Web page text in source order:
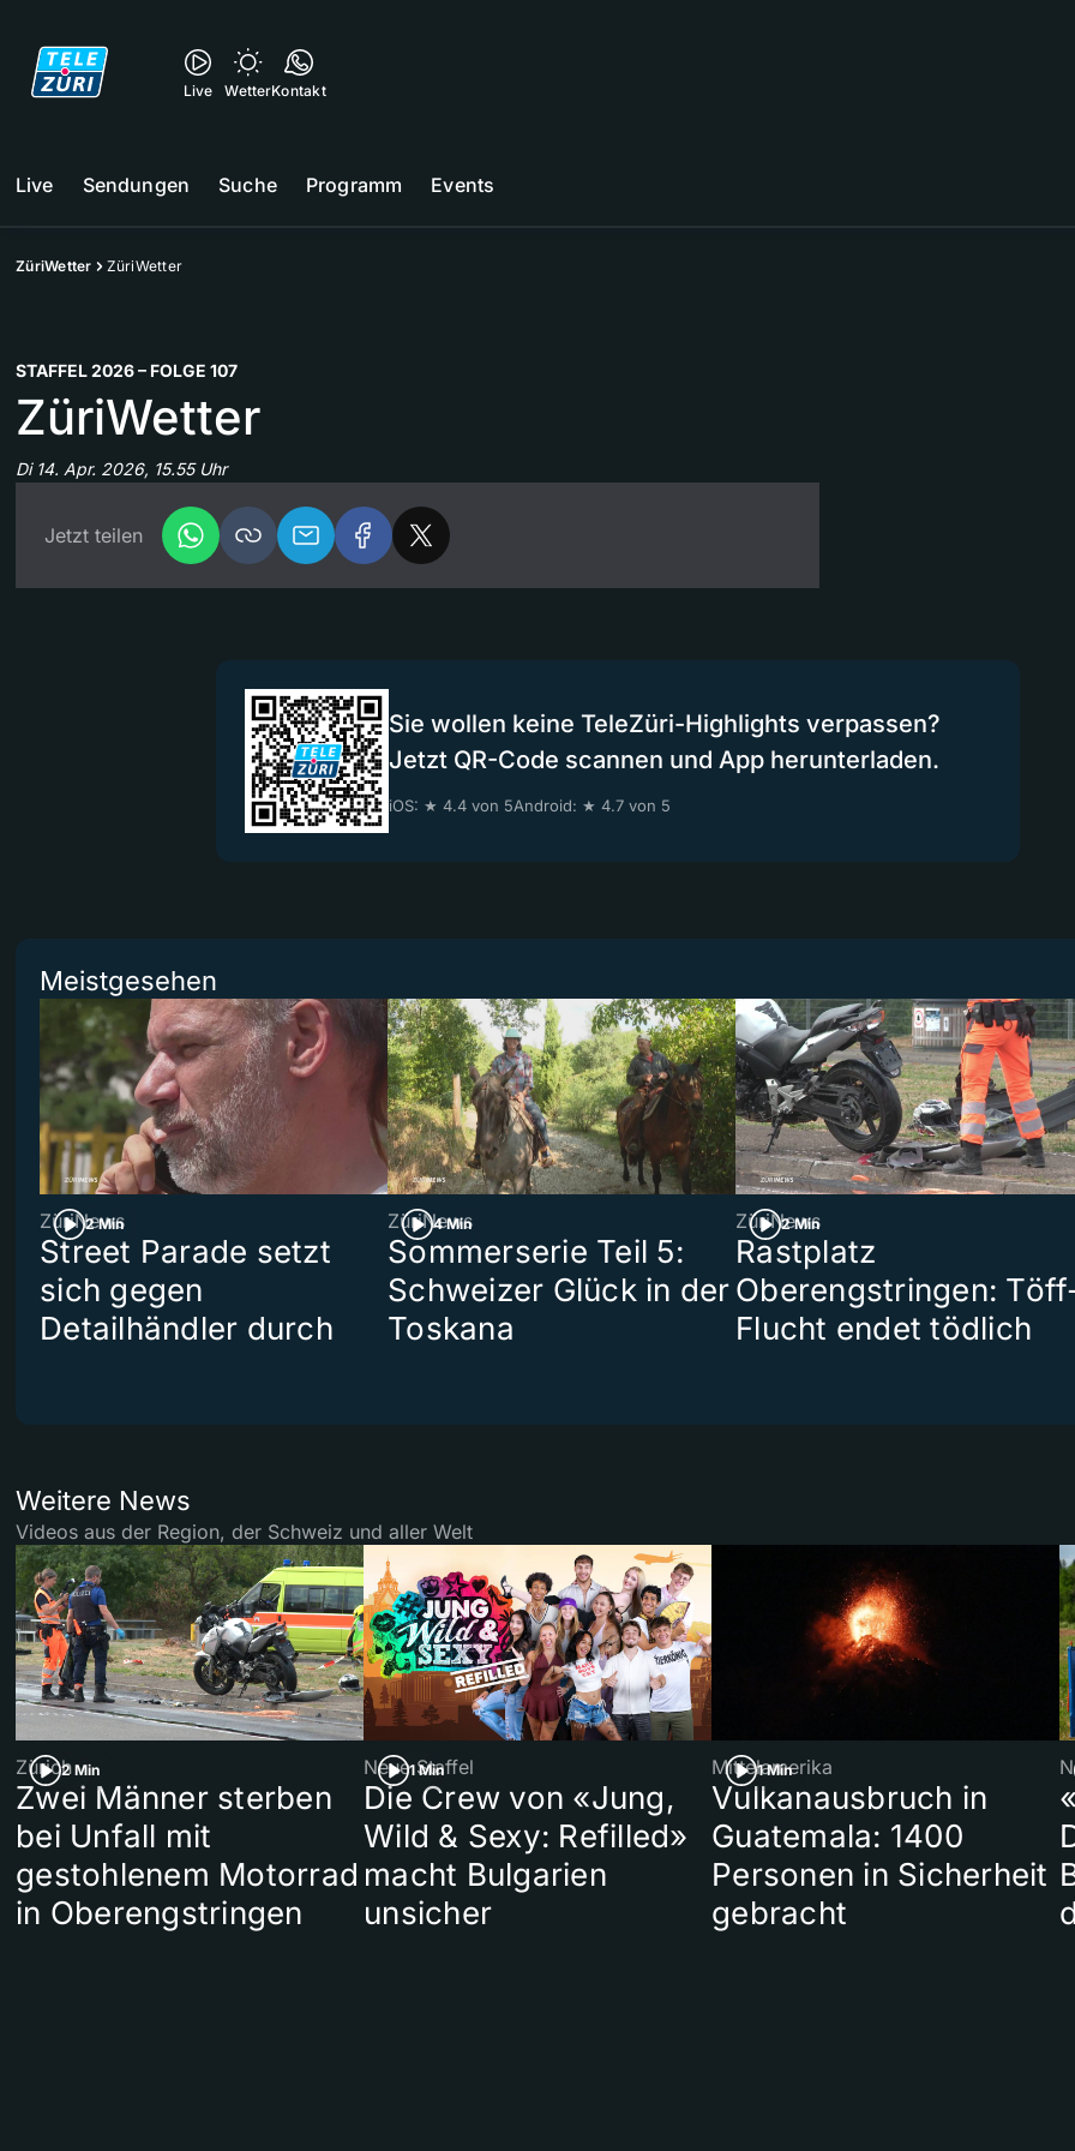
Live WetterKontakt
Live Sendungen Suche Programm Events
ZüriWetter ZüriWetter
STAFFEL 2026 – FOLGE 107
ZüriWetter
Di 14. Apr. 2026, 15.55 Uhr
Jetzt teilen
Sie wollen keine TeleZüri-Highlights verpassen?
Jetzt QR-Code scannen und App herunterladen.
iOS: ★ 4.4 von 5Android: ★ 4.7 von 5
Meistgesehen
2 Min
ZüriNews
Street Parade setzt
sich gegen
Detailhändler durch
4 Min
ZüriNews
Sommerserie Teil 5:
Schweizer Glück in der
Toskana
2 Min
ZüriNews
Rastplatz
Oberengstringen:
Flucht endet tödlich
Weitere News
Videos aus der Region, der Schweiz und aller Welt
2 Min
Zürich
Zwei Männer sterben
bei Unfall mit
gestohlenem Motorrad
in Oberengstringen
1 Min
Neue Staffel
Die Crew von «Jung,
Wild & Sexy: Refilled»
macht Bulgarien
unsicher
1 Min
Mittelamerika
Vulkanausbruch in
Guatemala: 1400
Personen in Sicherheit
gebracht